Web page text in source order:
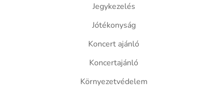
Jegykezelés
Jótékonyság
Koncert ajánló
Koncertajánló
Környezetvédelem